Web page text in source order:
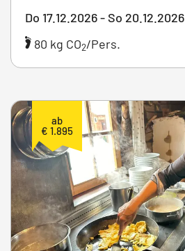
Do 17.12.2026 - So 20.12.2026
80 kg CO2/Pers.
ab
€ 1.895